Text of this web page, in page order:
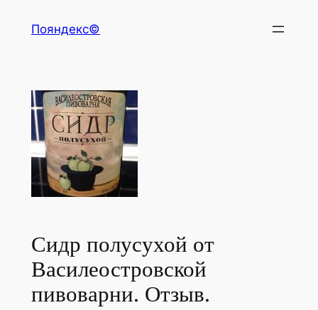
Пояндекс©
Сидр полусухой от
Василеостровской
пивоварни. Отзыв.